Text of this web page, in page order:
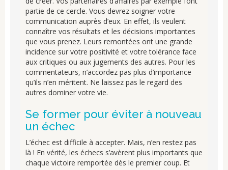
partie de ce cercle. Vous devrez soigner votre
communication auprès d’eux. En effet, ils veulent
connaître vos résultats et les décisions importantes
que vous prenez. Leurs remontées ont une grande
incidence sur votre positivité et votre tolérance face
aux critiques ou aux jugements des autres. Pour les
commentateurs, n’accordez pas plus d’importance
qu’ils n’en méritent. Ne laissez pas le regard des
autres dominer votre vie.
Se former pour éviter à nouveau
un échec
L’échec est difficile à accepter. Mais, n’en restez pas
là ! En vérité, les échecs s’avèrent plus importants que
chaque victoire remportée dès le premier coup. Et